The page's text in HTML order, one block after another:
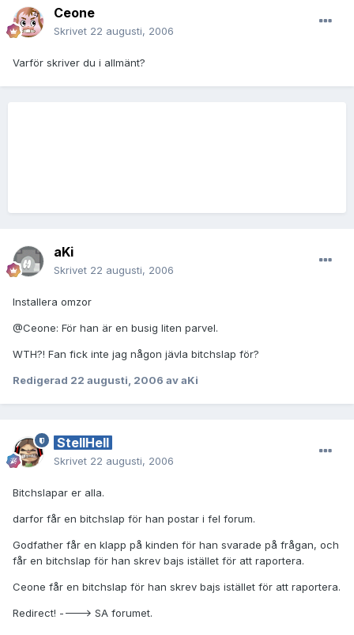
Ceone
Skrivet 22 augusti, 2006
Varför skriver du i allmänt?
aKi
Skrivet 22 augusti, 2006
Installera omzor
@Ceone: För han är en busig liten parvel.
WTH?! Fan fick inte jag någon jävla bitchslap för?
Redigerad 22 augusti, 2006 av aKi
StellHell
Skrivet 22 augusti, 2006
Bitchslapar er alla.
darfor får en bitchslap för han postar i fel forum.
Godfather får en klapp på kinden för han svarade på frågan, och
får en bitchslap för han skrev bajs istället för att raportera.
Ceone får en bitchslap för han skrev bajs istället för att raportera.
Redirect! ----> SA forumet.